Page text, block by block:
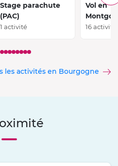
Stage parachute
(PAC)
1 activité
Vol en
16
les activités en Bourgogne